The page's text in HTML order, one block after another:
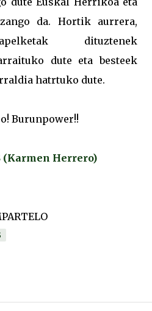
da. Hortik aurrera,
dituztenek
dute eta besteek
hatrtuko dute.
Burunpower!!
(Karmen Herrero)